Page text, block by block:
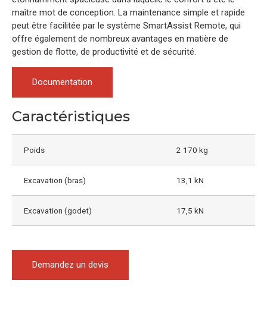
maître mot de conception. La maintenance simple et rapide
peut être facilitée par le système SmartAssist Remote, qui
offre également de nombreux avantages en matière de
gestion de flotte, de productivité et de sécurité.
Documentation
Caractéristiques
Poids 2 170 kg
Excavation (bras) 13,1 kN
Excavation (godet) 17,5 kN
Demandez un devis